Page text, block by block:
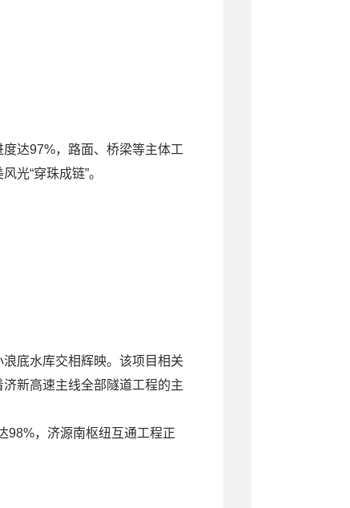
达97%，路面、桥梁等主体工
光“穿珠成链”。
底水库交相辉映。该项目相关
新高速主线全部隧道工程的主
98%，济源南枢纽互通工程正